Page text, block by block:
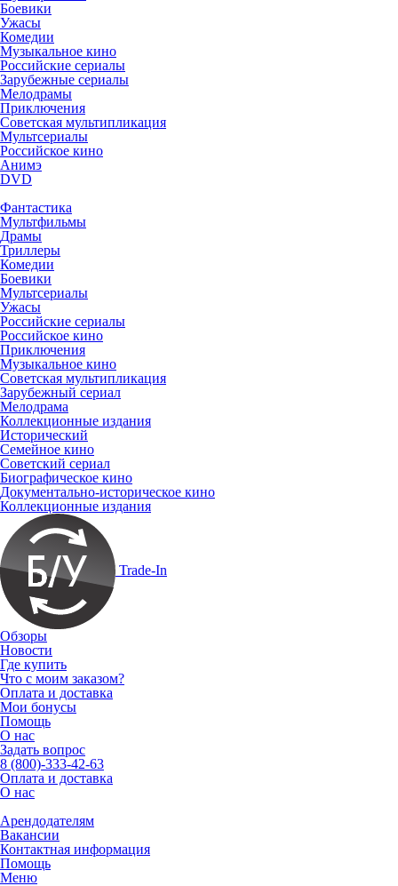
Боевики
Ужасы
Комедии
Музыкальное кино
Российские сериалы
Зарубежные сериалы
Мелодрамы
Приключения
Советская мультипликация
Мультсериалы
Российское кино
Анимэ
DVD
Фантастика
Мультфильмы
Драмы
Триллеры
Комедии
Боевики
Мультсериалы
Ужасы
Российские сериалы
Российское кино
Приключения
Музыкальное кино
Советская мультипликация
Зарубежный сериал
Мелодрама
Коллекционные издания
Исторический
Семейное кино
Советский сериал
Биографическое кино
Документально-историческое кино
Коллекционные издания
Trade-In
Обзоры
Новости
Где купить
Что с моим заказом?
Оплата и доставка
Мои бонусы
Помощь
О нас
Задать вопрос
8 (800)-333-42-63
Оплата и доставка
О нас
Арендодателям
Вакансии
Контактная информация
Помощь
Меню